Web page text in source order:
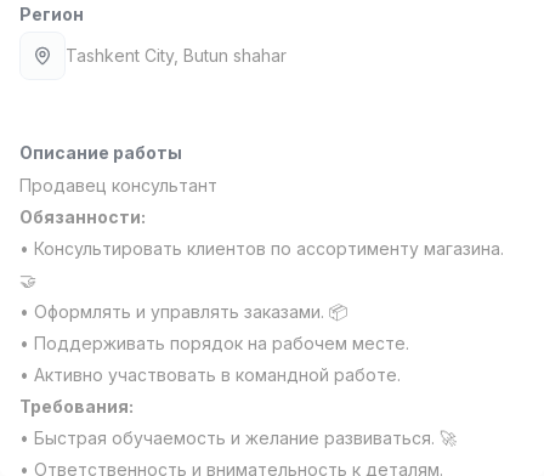
Повар фастфуда
2,600,000 - 5,000,000 sum
LES AILES
Фармацевт
3,000,000 - 10,000,000 sum
NAVBAHOR APTEKA
Оператор по продажам (Только для
девушек!)
Договорная
NAFF
Full time job
Агент по продажам TOP
Регион
Tashkent City, Butun shahar
Описание работы
Продавец консультант
Обязанности:
• Консультировать клиентов по ассортименту магазина.
🤝
• Оформлять и управлять заказами. 📦
• Поддерживать порядок на рабочем месте.
• Активно участвовать в командной работе.
Требования:
• Быстрая обучаемость и желание развиваться. 🚀
• Ответственность и внимательность к деталям.
Вакансии Категории Компании Профиль